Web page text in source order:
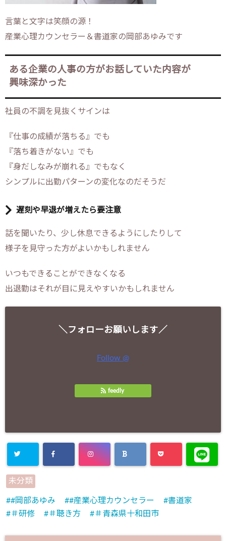
言葉と文字は笑顔の源！
産業心理カウンセラー＆書道家の岡部あゆみです
ある企業の人事の方がお話していた内容が
興味深かった
社員の不調を見抜くサインは
『仕事の成績が落ちる』でも
『落ち着きがない』でも
『身だしなみが崩れる』でもなく
シンプルに出勤パターンの変化なのだそうだ
遅刻や早退が増えたら要注意
話を聞いたり、少し休息できるようにしたりして
様子を見守った方がよいかもしれません
いつもできることができなくなる
出退勤はそれが目に見えやすいかもしれません
＼フォローお願いします／
Follow @
feedly
未分類
#岡部あゆみ #産業心理カウンセラー
書道家
＃研修
＃聴き方 ＃青森県十和田市